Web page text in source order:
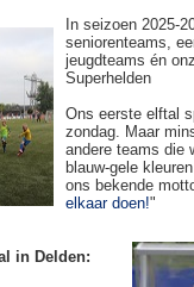
In seizoen 2025-
seniorenteams,
jeugdteams én
Superhelden
Ons eerste elftal
zondag. Maar
andere teams die
blauw-gele
ons bekende
elkaar doen!"
in Delden: